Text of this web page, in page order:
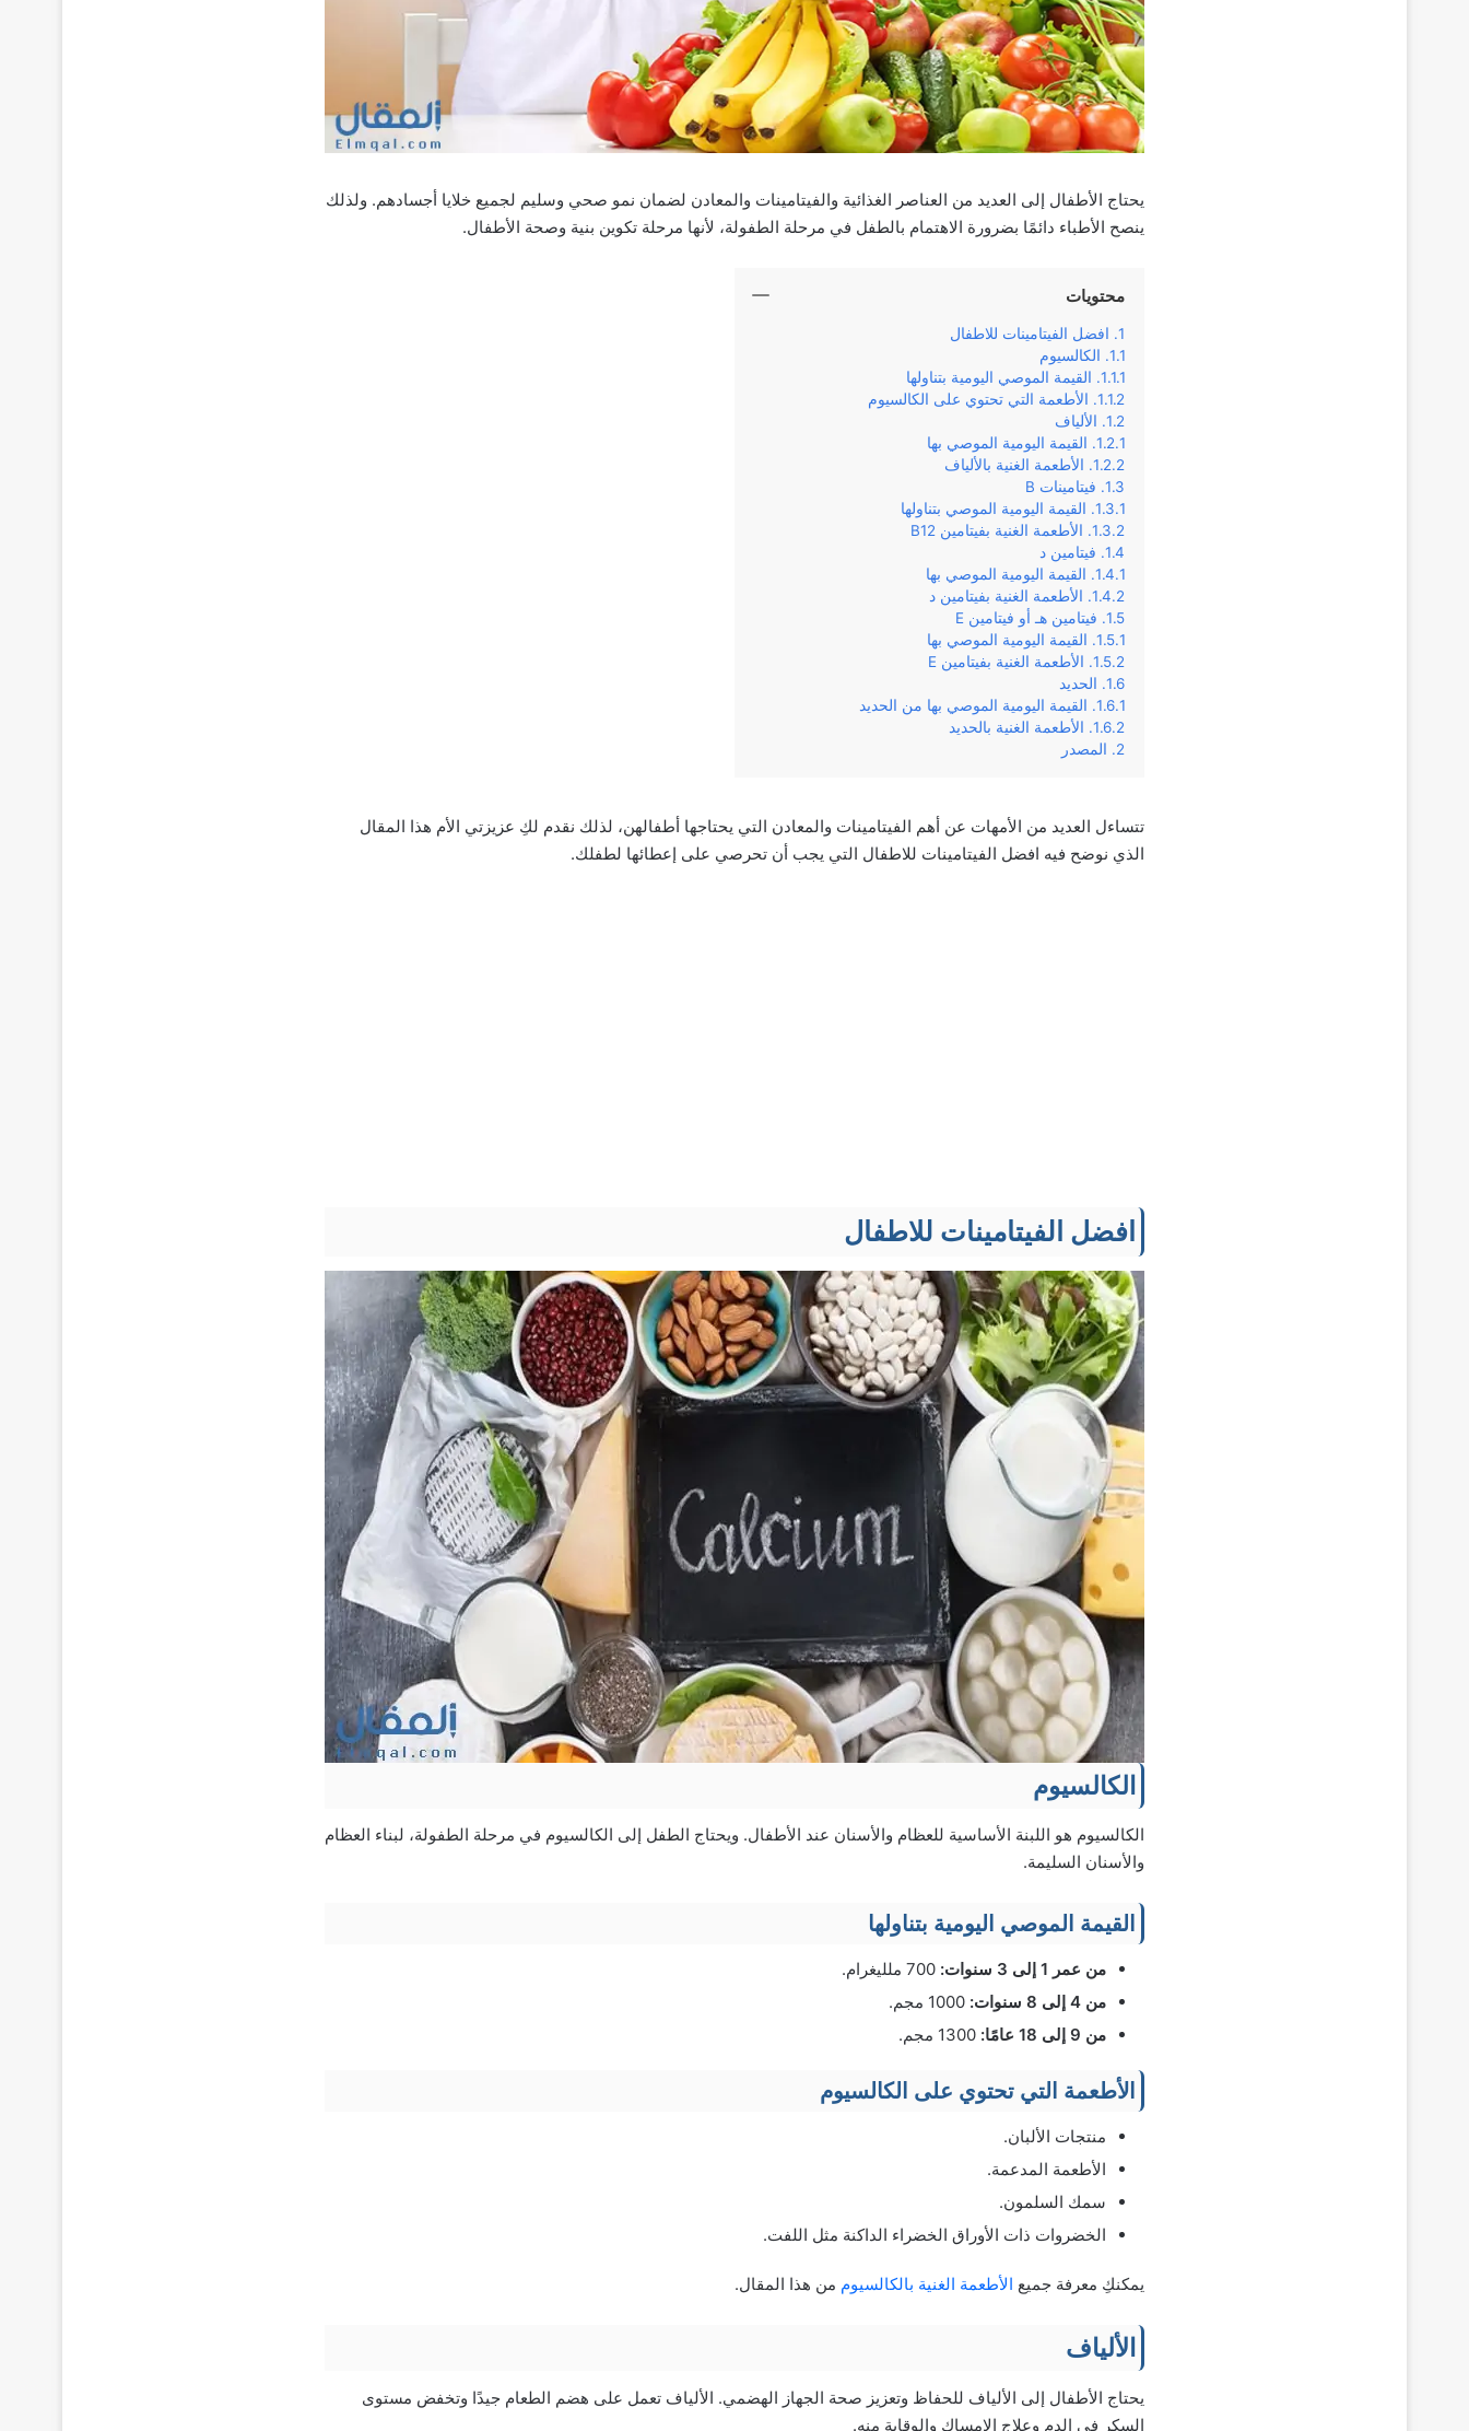
يحتاج الأطفال إلى العديد من العناصر الغذائية والفيتامينات والمعادن لضمان نمو صحي وسليم لجميع خلايا أجسادهم. ولذلك
ينصح الأطباء دائمًا بضرورة الاهتمام بالطفل في مرحلة الطفولة، لأنها مرحلة تكوين بنية وصحة الأطفال.
محتويات
افضل الفيتامينات للاطفال
الكالسيوم
القيمة الموصي اليومية بتناولها
الأطعمة التي تحتوي على الكالسيوم
الألياف
القيمة اليومية الموصي بها
الأطعمة الغنية بالألياف
فيتامينات B
القيمة اليومية الموصي بتناولها
الأطعمة الغنية بفيتامين B12
فيتامين د
القيمة اليومية الموصي بها
الأطعمة الغنية بفيتامين د
فيتامين هـ أو فيتامين E
القيمة اليومية الموصي بها
الأطعمة الغنية بفيتامين E
الحديد
القيمة اليومية الموصي بها من الحديد
الأطعمة الغنية بالحديد
المصدر
تتساءل العديد من الأمهات عن أهم الفيتامينات والمعادن التي يحتاجها أطفالهن، لذلك نقدم لكِ عزيزتي الأم هذا المقال
الذي نوضح فيه افضل الفيتامينات للاطفال التي يجب أن تحرصي على إعطائها لطفلك.
افضل الفيتامينات للاطفال
الكالسيوم
الكالسيوم هو اللبنة الأساسية للعظام والأسنان عند الأطفال. ويحتاج الطفل إلى الكالسيوم في مرحلة الطفولة، لبناء العظام
والأسنان السليمة.
القيمة الموصي اليومية بتناولها
من عمر 1 إلى 3 سنوات:
من 4 إلى 8 سنوات:
من 9 إلى 18 عامًا:
الأطعمة التي تحتوي على الكالسيوم
منتجات الألبان.
الأطعمة المدعمة.
سمك السلمون.
الخضروات ذات الأوراق الخضراء الداكنة مثل اللفت.
يمكنكِ معرفة جميع الأطعمة الغنية بالكالسيوم من هذا المقال.
الألياف
يحتاج الأطفال إلى الألياف للحفاظ وتعزيز صحة الجهاز الهضمي. الألياف تعمل على هضم الطعام جيدًا وتخفض مستوى
السكر في الدم وعلاج الإمساك والوقاية منه.